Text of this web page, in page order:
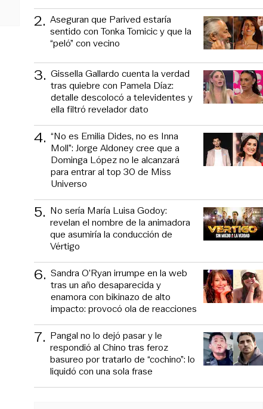
2. Aseguran que Parived estaría
sentido con Tonka Tomicic y que la
“peló” con vecino
3. Gissella Gallardo cuenta la verdad
tras quiebre con Pamela Díaz:
detalle descolocó a televidentes y
ella filtró revelador dato
4. “No es Emilia Dides, no es Inna
Moll”: Jorge Aldoney cree que a
Dominga López no le alcanzará
para entrar al top 30 de Miss
Universo
5. No sería María Luisa Godoy:
revelan el nombre de la animadora
que asumiría la conducción de
Vértigo
6. Sandra O’Ryan irrumpe en la web
tras un año desaparecida y
enamora con bikinazo de alto
impacto: provocó ola de reacciones
7. Pangal no lo dejó pasar y le
respondió al Chino tras feroz
basureo por tratarlo de “cochino”: lo
liquidó con una sola frase